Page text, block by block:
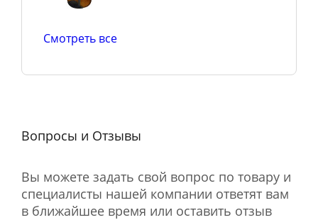
Смотреть все
Вопросы и Отзывы
Вы можете задать свой вопрос по товару и
специалисты нашей компании ответят вам
в ближайшее время или оставить отзыв